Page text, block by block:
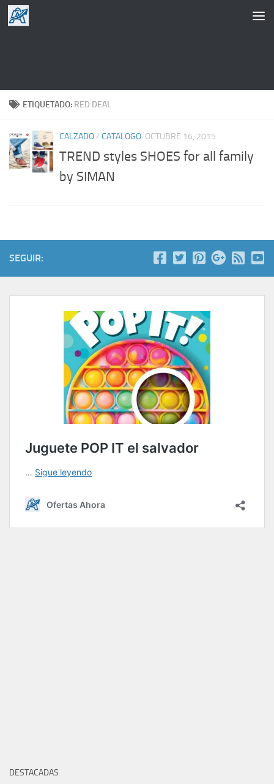
Saltar al contenido
ETIQUETADO: RED DEAL
CALZADO/ CATALOGO OCTUBRE 16, 2015
TREND styles SHOES for all family
by SIMAN
SEGUIR:
DESTACADAS